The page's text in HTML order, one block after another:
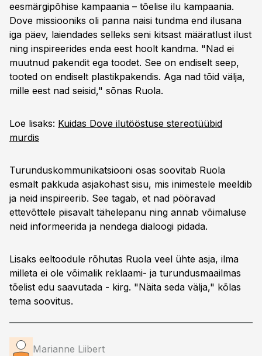
eesmärgipõhise kampaania – tõelise ilu kampaania.
Dove missiooniks oli panna naisi tundma end ilusana
iga päev, laiendades selleks seni kitsast määratlust ilust
ning inspireerides enda eest hoolt kandma. "Nad ei
muutnud pakendit ega toodet. See on endiselt seep,
tooted on endiselt plastikpakendis. Aga nad tõid välja,
mille eest nad seisid," sõnas Ruola.
Loe lisaks: Kuidas Dove ilutööstuse stereotüübid
murdis
Turunduskommunikatsiooni osas soovitab Ruola
esmalt pakkuda asjakohast sisu, mis inimestele meeldib
ja neid inspireerib. See tagab, et nad pööravad
ettevõttele piisavalt tähelepanu ning annab võimaluse
neid informeerida ja nendega dialoogi pidada.
Lisaks eeltoodule rõhutas Ruola veel ühte asja, ilma
milleta ei ole võimalik reklaami- ja turundusmaailmas
tõelist edu saavutada - kirg. "Näita seda välja," kõlas
tema soovitus.
Marianne Liibert